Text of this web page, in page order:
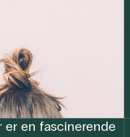
er en fascinerende